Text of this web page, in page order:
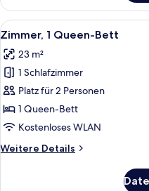
1 King-
Bett
Alle
Fotos
für
Zimmer,
1
Queen-
Bett
5
Zimmer, 1 Queen-Bett
23 m²
1 Schlafzimmer
Platz für 2 Personen
1 Queen-Bett
Kostenloses WLAN
Weitere Details
Weitere